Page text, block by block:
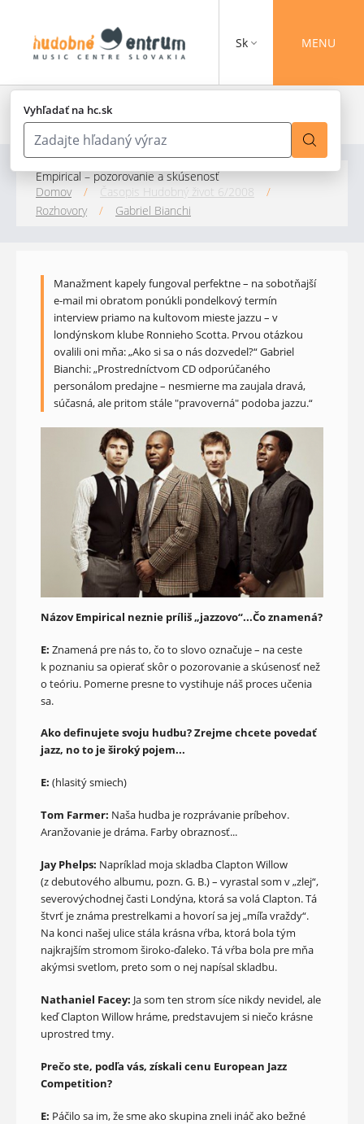
Vyhľadať na hc.sk
Sk MENU
Empirical – pozorovanie a skúsenosť
Domov
/ Časopis Hudobný život 6/2008
/
Rozhovory
/ Gabriel Bianchi
Manažment kapely fungoval perfektne – na sobotňajší
e-mail mi obratom ponúkli pondelkový termín
interview priamo na kultovom mieste jazzu – v
londýnskom klube Ronnieho Scotta. Prvou otázkou
ovalili oni mňa: „Ako si sa o nás dozvedel?“ Gabriel
Bianchi: „Prostredníctvom CD odporúčaného
personálom predajne – nesmierne ma zaujala dravá,
súčasná, ale pritom stále "pravoverná" podoba jazzu.“
Názov Empirical neznie príliš „jazzovo“...Čo znamená?
E: Znamená pre nás to, čo to slovo označuje – na ceste
k poznaniu sa opierať skôr o pozorovanie a skúsenosť než
o teóriu. Pomerne presne to vystihuje náš proces učenia
sa.
Ako definujete svoju hudbu? Zrejme chcete povedať
jazz, no to je široký pojem...
E: (hlasitý smiech)
Tom Farmer: Naša hudba je rozprávanie príbehov.
Aranžovanie je dráma. Farby obraznosť...
Jay Phelps: Napríklad moja skladba Clapton Willow
(z debutového albumu, pozn. G. B.) – vyrastal som v „zlej“,
severovýchodnej časti Londýna, ktorá sa volá Clapton. Tá
štvrť je známa prestrelkami a hovorí sa jej „míľa vraždy“.
Na konci našej ulice stála krásna vŕba, ktorá bola tým
najkrajším stromom široko-ďaleko. Tá vŕba bola pre mňa
akýmsi svetlom, preto som o nej napísal skladbu.
Nathaniel Facey: Ja som ten strom síce nikdy nevidel, ale
keď Clapton Willow hráme, predstavujem si niečo krásne
uprostred tmy.
Prečo ste, podľa vás, získali cenu European Jazz
Competition?
E: Páčilo sa im, že sme ako skupina zneli ináč ako bežné